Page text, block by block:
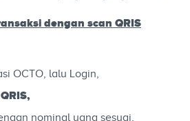
dengan scan QRIS
OCTO, lalu Login,
QRIS,
nominal yang sesuai,